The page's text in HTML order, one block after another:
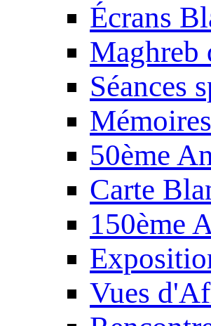
Écrans
Maghreb
Séances
50ème
Carte
150ème
Vues